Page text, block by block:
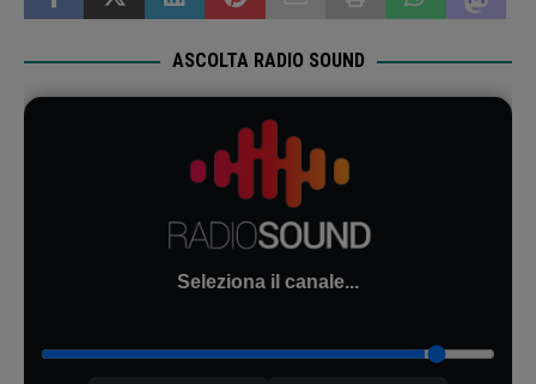
ASCOLTA RADIO SOUND
Seleziona il canale...